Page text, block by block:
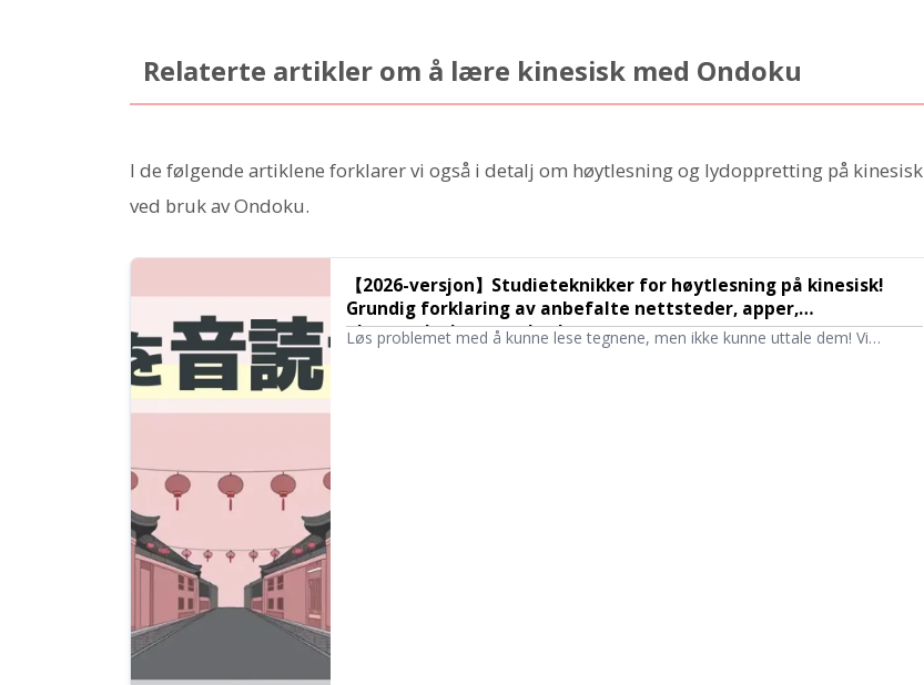
Relaterte artikler om å lære kinesisk med Ondoku
I de følgende artiklene forklarer vi også i detalj om høytlesning og lydoppretting på kinesisk
ved bruk av Ondoku.
【2026-versjon】Studieteknikker for høytlesning på kinesisk!
Grundig forklaring av anbefalte nettsteder, apper,
eksempeltekster og bruk
Løs problemet med å kunne lese tegnene, men ikke kunne uttale dem! Vi